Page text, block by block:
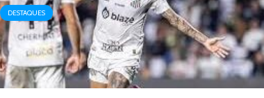
DESTAQUES